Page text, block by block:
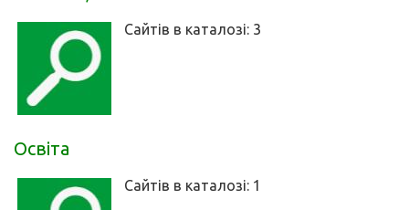
Сайтів в каталозі: 3
Освіта
Сайтів в каталозі: 1